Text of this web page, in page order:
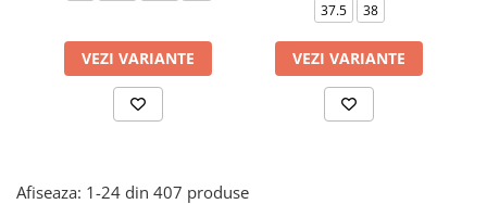
VEZI VARIANTE
37.5
38
VEZI VARIANTE
Afiseaza: 1-24 din 407 produse